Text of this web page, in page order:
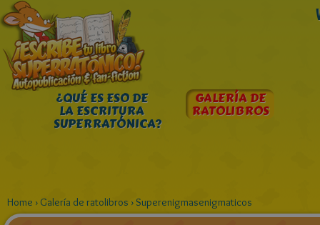
¿QUÉ ES ESO DE
LA ESCRITURA
SUPERRATÓNICA?
GALERÍA DE
RATOLIBROS
Home › Galería de ratolibros › Superenigmasenigmaticos